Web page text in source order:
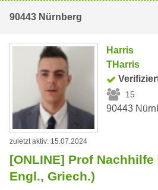
90443 Nürnberg
Harris
THarris
15
90443
zuletzt aktiv: 15.07.2024
[ONLINE] Prof
Engl., Griech.)